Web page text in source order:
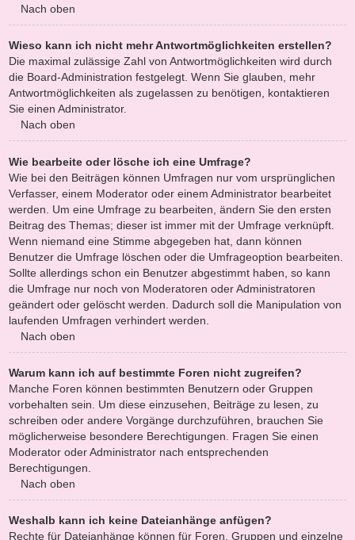
Nach oben
Wieso kann ich nicht mehr Antwortmöglichkeiten erstellen?
Die maximal zulässige Zahl von Antwortmöglichkeiten wird durch
die Board-Administration festgelegt. Wenn Sie glauben, mehr
Antwortmöglichkeiten als zugelassen zu benötigen, kontaktieren
Sie einen Administrator.
Nach oben
Wie bearbeite oder lösche ich eine Umfrage?
Wie bei den Beiträgen können Umfragen nur vom ursprünglichen
Verfasser, einem Moderator oder einem Administrator bearbeitet
werden. Um eine Umfrage zu bearbeiten, ändern Sie den ersten
Beitrag des Themas; dieser ist immer mit der Umfrage verknüpft.
Wenn niemand eine Stimme abgegeben hat, dann können
Benutzer die Umfrage löschen oder die Umfrageoption bearbeiten.
Sollte allerdings schon ein Benutzer abgestimmt haben, so kann
die Umfrage nur noch von Moderatoren oder Administratoren
geändert oder gelöscht werden. Dadurch soll die Manipulation von
laufenden Umfragen verhindert werden.
Nach oben
Warum kann ich auf bestimmte Foren nicht zugreifen?
Manche Foren können bestimmten Benutzern oder Gruppen
vorbehalten sein. Um diese einzusehen, Beiträge zu lesen, zu
schreiben oder andere Vorgänge durchzuführen, brauchen Sie
möglicherweise besondere Berechtigungen. Fragen Sie einen
Moderator oder Administrator nach entsprechenden
Berechtigungen.
Nach oben
Weshalb kann ich keine Dateianhänge anfügen?
Rechte für Dateianhänge können für Foren, Gruppen und einzelne